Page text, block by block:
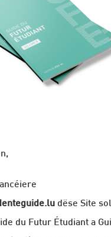
dëse Site
du Futur Étudiant a